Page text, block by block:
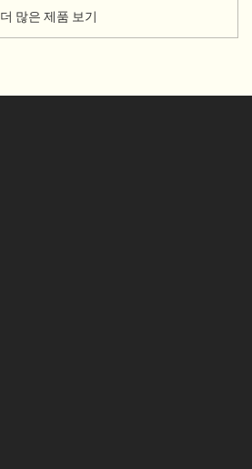
더 많은 제품 보기